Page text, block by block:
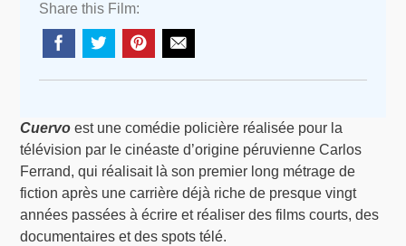
Share this Film:
Cuervo est une comédie policière réalisée pour la
télévision par le cinéaste d’origine péruvienne Carlos
Ferrand, qui réalisait là son premier long métrage de
fiction après une carrière déjà riche de presque vingt
années passées à écrire et réaliser des films courts, des
documentaires et des spots télé.